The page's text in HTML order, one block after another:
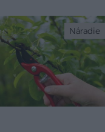
Náradie